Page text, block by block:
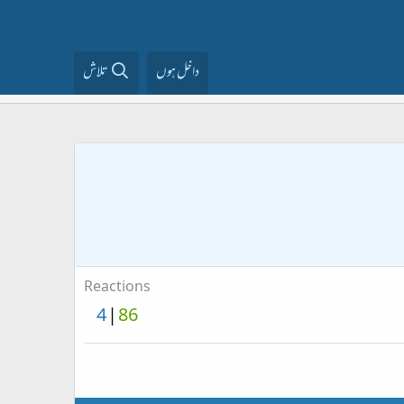
داخل ہوں تلاش
Reactions
86
4